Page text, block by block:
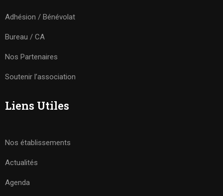
Adhésion / Bénévolat
Bureau / CA
Nos Partenaires
Soutenir l’association
Liens Utiles
Nos établissements
Actualités
Agenda